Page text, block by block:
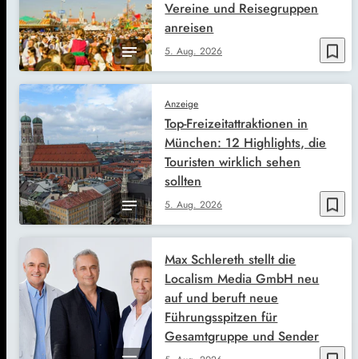
bookmark_border
5. Aug. 2026
Vereine und Reisegruppen
anreisen
bookmark_border
Anzeige
5. Aug. 2026
Top-Freizeitattraktionen in
München: 12 Highlights, die
Touristen wirklich sehen
sollten
Max Schlereth stellt die
Localism Media GmbH neu
auf und beruft neue
Führungsspitzen für
Gesamtgruppe und Sender